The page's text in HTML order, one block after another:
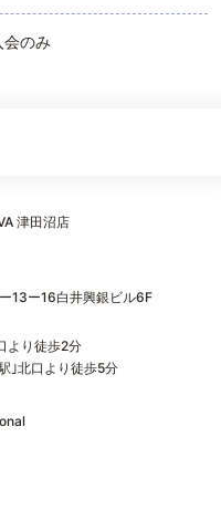
会のみ
津田沼店
13ー16白井興銀ビル6F
より徒歩2分
｣北口より徒歩5分